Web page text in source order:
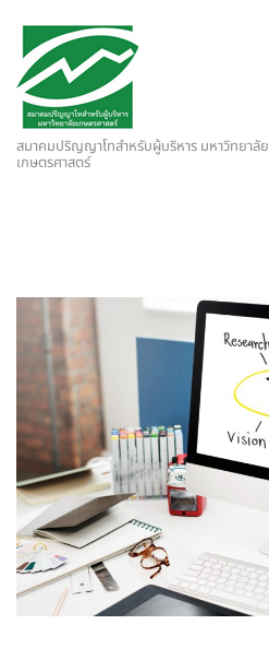
สมาคมปริญญาโทสำหรับผู้บริหาร มหาวิทยาลัย
เกษตรศาสตร์